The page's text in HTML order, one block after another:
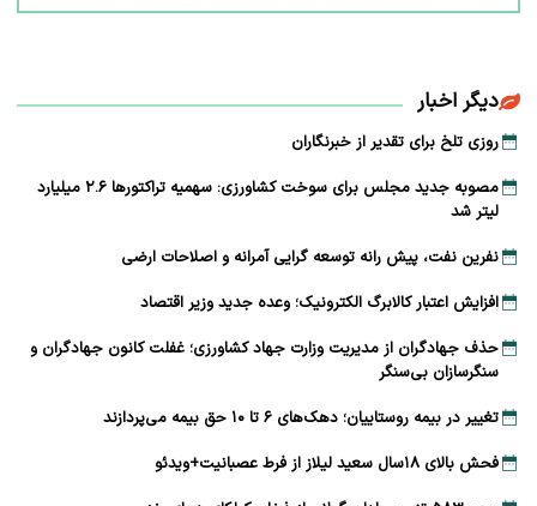
دیگر اخبار
روزی تلخ برای تقدیر از خبرنگاران
مصوبه جدید مجلس برای سوخت کشاورزی: سهمیه تراکتورها ۲.۶ میلیارد
لیتر شد
نفرین نفت، پیش رانه توسعه ‌گرایی آمرانه و اصلاحات ارضی
افزایش اعتبار کالابرگ الکترونیک؛ وعده جدید وزیر اقتصاد
حذف جهادگران از مدیریت وزارت جهاد کشاورزی؛ غفلت کانون جهادگران و
سنگرسازان بی‌سنگر
تغییر در بیمه روستاییان؛ دهک‌های ۶ تا ۱۰ حق بیمه می‌پردازند
فحش بالای ۱۸سال سعید لیلاز از فرط عصبانیت+ویدئو